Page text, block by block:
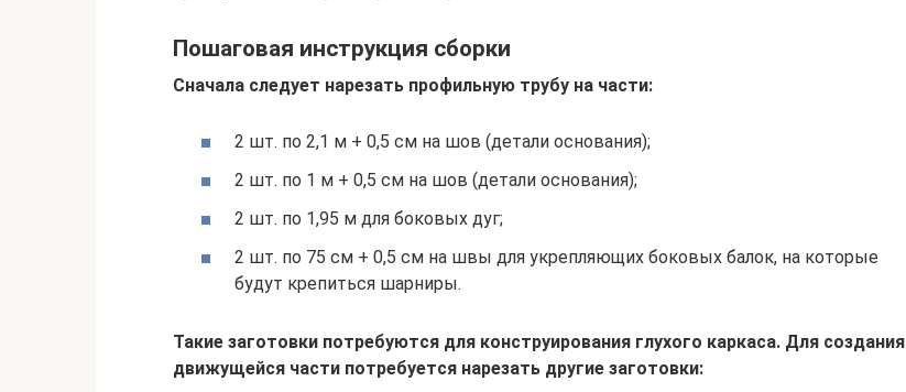
Пошаговая инструкция сборки
Сначала следует нарезать профильную трубу на части:
2 шт. по 2,1 м + 0,5 см на шов (детали основания);
2 шт. по 1 м + 0,5 см на шов (детали основания);
2 шт. по 1,95 м для боковых дуг;
2 шт. по 75 см + 0,5 см на швы для укрепляющих боковых балок, на которые
будут крепиться шарниры.
Такие заготовки потребуются для конструирования глухого каркаса. Для создания
движущейся части потребуется нарезать другие заготовки: